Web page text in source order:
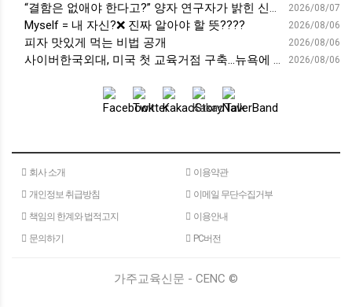
2026/08/07
“결함은 없애야 한다고?” 양자 연구자가 밝힌 신비: 없애려던 흠이 무기가 되는 방법 | 이정현 KIST 양자기술연구단 선임연구원 | 양자 컴퓨터 인생 | 세바시 2121회
2026/08/06
Myself = 내 자신?❌ 진짜 알아야 할 뜻????
2026/08/06
피자 맛있게 먹는 비법 공개
2026/08/06
사이버한국외대, 미국 첫 교육거점 구축…뉴욕에 미주글로벌센터 개소 - 재외동포신문
회사 소개
이용약관
개인정보 취급방침
이메일 무단수집거부
책임의 한계와 법적고지
이용안내
문의하기
PC버전
가주교육신문 - CENC ©